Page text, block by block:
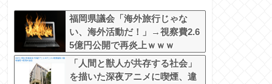
福岡県議会「海外旅行じゃな
い、海外活動だ！」→視察費2.6
5億円公開で再炎上ｗｗｗ
「人間と獣人が共存する社会」
を描いた深夜アニメに喫煙、違